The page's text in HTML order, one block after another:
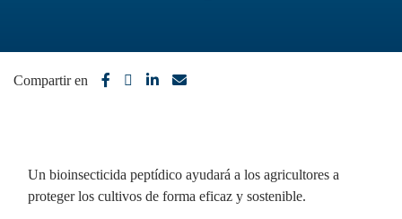
Compartir en
Un bioinsecticida peptídico ayudará a los agricultores a
proteger los cultivos de forma eficaz y sostenible.